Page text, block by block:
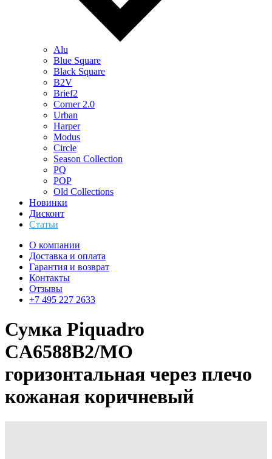
Alu
Blue Square
Black Square
B2V
Brief2
Corner 2.0
Urban
Harper
Modus
Circle
Season Collection
PQ
POP
Old Collections
Новинки
Дисконт
Статьи
О компании
Доставка и оплата
Гарантия и возврат
Контакты
Отзывы
+7 495 227 2633
Сумка Piquadro
CA6588B2/MO
горизонтальная через плечо
кожаная коричневый